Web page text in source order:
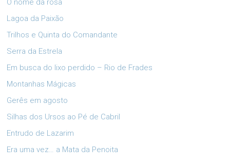
O nome da rosa
Lagoa da Paixão
Trilhos e Quinta do Comandante
Serra da Estrela
Em busca do lixo perdido – Rio de Frades
Montanhas Mágicas
Gerês em agosto
Silhas dos Ursos ao Pé de Cabril
Entrudo de Lazarim
Era uma vez… a Mata da Penoita